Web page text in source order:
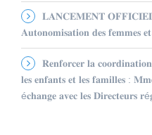
𝐋𝐀𝐍𝐂𝐄𝐌𝐄𝐍𝐓
𝐀𝐮𝐭𝐨𝐧𝐨𝐦𝐢𝐬𝐚𝐭𝐢𝐨𝐧 𝐝𝐞𝐬 𝐟𝐞𝐦𝐦𝐞𝐬 𝐞𝐭
𝐑𝐞𝐧𝐟𝐨𝐫𝐜𝐞𝐫 𝐥𝐚
𝐥𝐞𝐬 𝐞𝐧𝐟𝐚𝐧𝐭𝐬 𝐞𝐭 𝐥𝐞𝐬
é𝐜𝐡𝐚𝐧𝐠𝐞 𝐚𝐯𝐞𝐜 𝐥𝐞𝐬 𝐃𝐢𝐫𝐞𝐜𝐭𝐞𝐮𝐫𝐬